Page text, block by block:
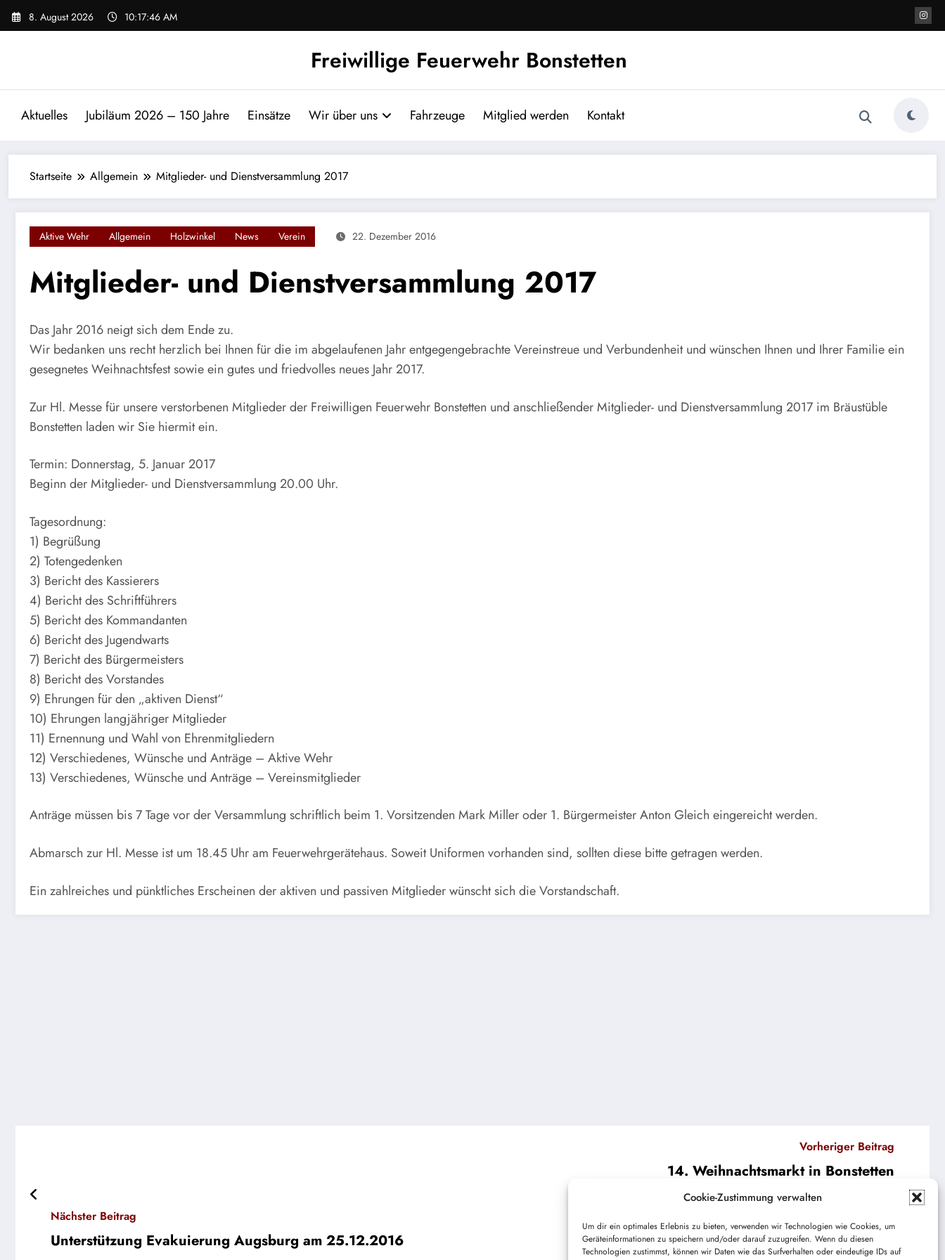
Cookie-Zustimmung verwalten
Um dir ein optimales Erlebnis zu bieten, verwenden wir Technologien wie Cookies, um
Geräteinformationen zu speichern und/oder darauf zuzugreifen. Wenn du diesen
Technologien zustimmst, können wir Daten wie das Surfverhalten oder eindeutige IDs auf
Zum
Inhalt
8. August 2026 10:17:46 AM
Freiwillige Feuerwehr Bonstetten
Aktuelles Jubiläum 2026 – 150 Jahre Einsätze Wir über uns Fahrzeuge Mitglied werden Kontakt
Startseite Allgemein Mitglieder- und Dienstversammlung 2017
Aktive Wehr Allgemein Holzwinkel News Verein 22. Dezember 2016
Mitglieder- und Dienstversammlung 2017
Das Jahr 2016 neigt sich dem Ende zu.
Wir bedanken uns recht herzlich bei Ihnen für die im abgelaufenen Jahr entgegengebrachte Vereinstreue und Verbundenheit und wünschen Ihnen und Ihrer Familie ein
gesegnetes Weihnachtsfest sowie ein gutes und friedvolles neues Jahr 2017.
Zur Hl. Messe für unsere verstorbenen Mitglieder der Freiwilligen Feuerwehr Bonstetten und anschließender Mitglieder- und Dienstversammlung 2017 im Bräustüble
Bonstetten laden wir Sie hiermit ein.
Termin: Donnerstag, 5. Januar 2017
Beginn der Mitglieder- und Dienstversammlung 20.00 Uhr.
Tagesordnung:
1) Begrüßung
2) Totengedenken
3) Bericht des Kassierers
4) Bericht des Schriftführers
5) Bericht des Kommandanten
6) Bericht des Jugendwarts
7) Bericht des Bürgermeisters
8) Bericht des Vorstandes
9) Ehrungen für den „aktiven Dienst“
10) Ehrungen langjähriger Mitglieder
11) Ernennung und Wahl von Ehrenmitgliedern
12) Verschiedenes, Wünsche und Anträge – Aktive Wehr
13) Verschiedenes, Wünsche und Anträge – Vereinsmitglieder
Anträge müssen bis 7 Tage vor der Versammlung schriftlich beim 1. Vorsitzenden Mark Miller oder 1. Bürgermeister Anton Gleich eingereicht werden.
Abmarsch zur Hl. Messe ist um 18.45 Uhr am Feuerwehrgerätehaus. Soweit Uniformen vorhanden sind, sollten diese bitte getragen werden.
Ein zahlreiches und pünktliches Erscheinen der aktiven und passiven Mitglieder wünscht sich die Vorstandschaft.
Vorheriger Beitrag
14. Weihnachtsmarkt in Bonstetten
Nächster Beitrag
Unterstützung Evakuierung Augsburg am 25.12.2016